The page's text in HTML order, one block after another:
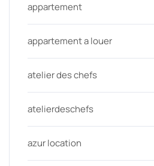
appartement
appartement a louer
atelier des chefs
atelierdeschefs
azur location